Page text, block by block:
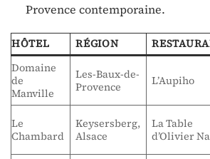
Provence contemporaine.
HÔTEL RÉGION
Domaine
de
Manville
Les-Baux-de-
Provence
L’Aupiho
Le
Chambard
Keysersberg,
Alsace
La Table
d’Olivier